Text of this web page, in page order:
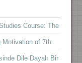
Course: The
Motivation of 7th
Dile Dayalı Bir